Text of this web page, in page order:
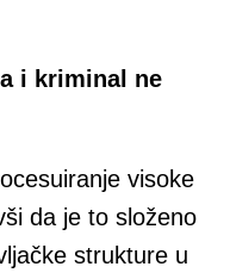
i kriminal ne
visoke
da je to složeno
strukture u